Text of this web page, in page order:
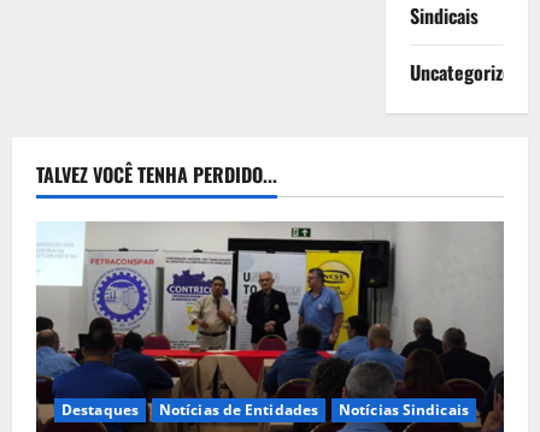
Sindicais
Uncategorized
TALVEZ VOCÊ TENHA PERDIDO...
Destaques Notícias de Entidades Notícias Sindicais